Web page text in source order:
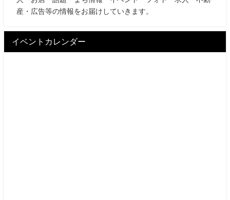
産・広告等の情報をお届けしていきます。
イベントカレンダー